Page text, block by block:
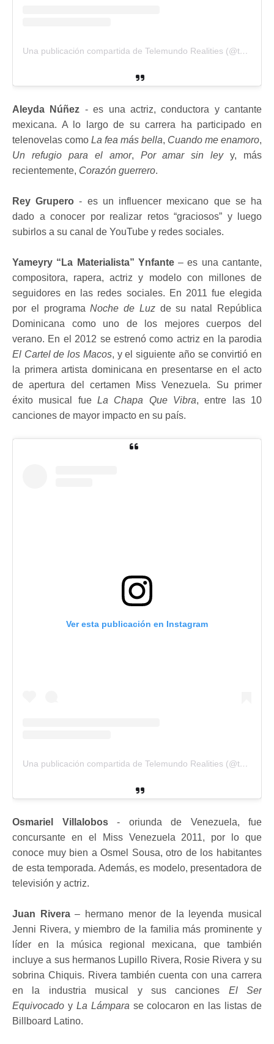
Una publicación compartida de Telemundo Realities (@telemundorealities)
Aleyda Núñez - es una actriz, conductora y cantante
mexicana. A lo largo de su carrera ha participado en
telenovelas como La fea más bella, Cuando me enamoro,
Un refugio para el amor, Por amar sin leyy, más
recientemente, Corazón guerrero.
Rey Grupero - es un influencer mexicano que se ha
dado a conocer por realizar retos “graciosos” y luego
subirlos a su canal de YouTube y redes sociales.
Yameyry “La Materialista” Ynfante– es una cantante,
compositora, rapera, actriz y modelo con millones de
seguidores en las redes sociales. En 2011 fue elegida
por el programaNoche de Luzde su natal República
Dominicana como uno de los mejores cuerpos del
verano. En el 2012 se estrenó como actriz en la parodia
El Cartel de los Macos, y el siguiente año se convirtió en
la primera artista dominicana en presentarse en el acto
de apertura del certamen Miss Venezuela. Su primer
éxito musical fue La Chapa Que Vibra, entre las 10
canciones de mayor impacto en su país.
Ver esta publicación en Instagram
Una publicación compartida de Telemundo Realities (@telemundorealities)
Osmariel Villalobos- oriunda de Venezuela, fue
concursante en el Miss Venezuela 2011, por lo que
conoce muy bien a Osmel Sousa, otro de los habitantes
de esta temporada. Además, es modelo, presentadora de
televisión y actriz.
Juan Rivera– hermano menor de la leyenda musical
Jenni Rivera, y miembro de la familia más prominente y
líder en la música regional mexicana, que también
incluye a sus hermanos Lupillo Rivera, Rosie Rivera y su
sobrina Chiquis. Rivera también cuenta con una carrera
en la industria musical y sus canciones El Ser
Equivocado y La Lámpara se colocaron en las listas de
Billboard Latino.